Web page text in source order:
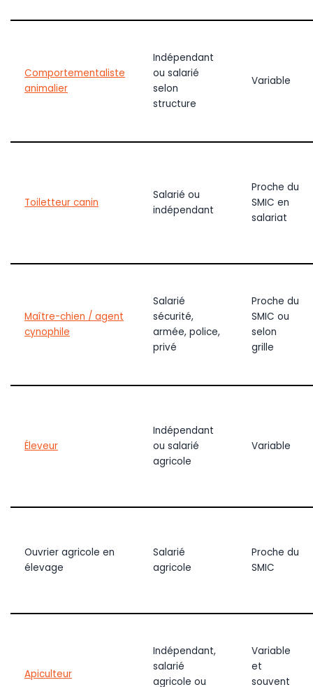
Comportementaliste
animalier
Indépendant
ou salarié
selon
structure
Variable
Toiletteur canin
Salarié ou
indépendant
Proche du
SMIC en
salariat
Maître-chien / agent
cynophile
Salarié
sécurité,
armée, police,
privé
Proche du
SMIC ou
selon
grille
Éleveur
Indépendant
ou salarié
agricole
Variable
Ouvrier agricole en
élevage
Salarié
agricole
Proche du
SMIC
Apiculteur
Indépendant,
salarié
agricole ou
Variable
et
souvent